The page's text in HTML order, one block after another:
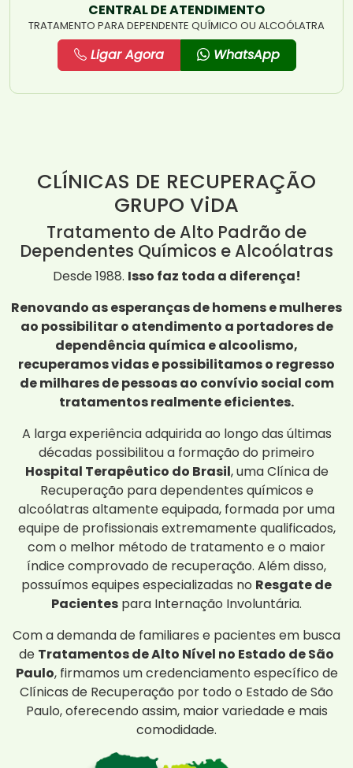
CENTRAL DE ATENDIMENTO
TRATAMENTO PARA DEPENDENTE QUÍMICO OU ALCOÓLATRA
Ligar Agora WhatsApp
CLÍNICAS DE RECUPERAÇÃO
GRUPO ViDA
Tratamento de Alto Padrão de
Dependentes Químicos e Alcoólatras
Desde 1988. Isso faz toda a diferença!
Renovando as esperanças de homens e mulheres
ao possibilitar o atendimento a portadores de
dependência química e alcoolismo,
recuperamos vidas e possibilitamos o regresso
de milhares de pessoas ao convívio social com
tratamentos realmente eficientes.
A larga experiência adquirida ao longo das últimas
décadas possibilitou a formação do primeiro
Hospital Terapêutico do Brasil, uma Clínica de
Recuperação para dependentes químicos e
alcoólatras altamente equipada, formada por uma
equipe de profissionais extremamente qualificados,
com o melhor método de tratamento e o maior
índice comprovado de recuperação. Além disso,
possuímos equipes especializadas no Resgate de
Pacientes para Internação Involuntária.
Com a demanda de familiares e pacientes em busca
de Tratamentos de Alto Nível no Estado de São
Paulo, firmamos um credenciamento específico de
Clínicas de Recuperação por todo o Estado de São
Paulo, oferecendo assim, maior variedade e mais
comodidade.